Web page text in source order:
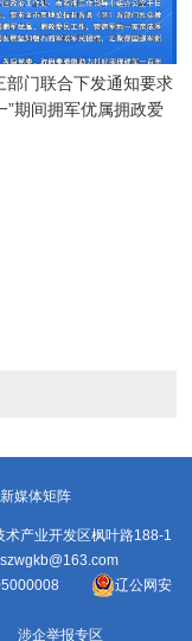
部门联合下发通知要求
”期间拥军优属拥政爱
新媒体矩阵
产业开发区枫叶路188-1
辽公网安
涉企举报专区